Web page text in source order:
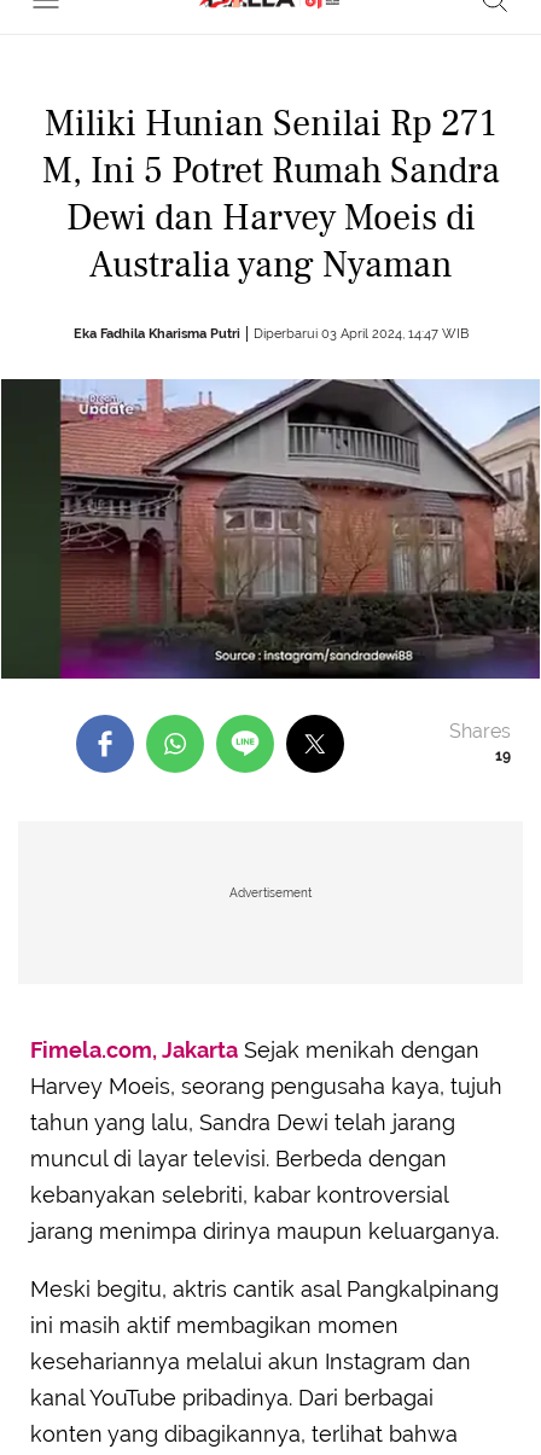
Miliki Hunian Senilai Rp 271
M, Ini 5 Potret Rumah Sandra
Dewi dan Harvey Moeis di
Australia yang Nyaman
Eka Fadhila Kharisma Putri Diperbarui 03 April 2024, 14:47 WIB
19
Shares
Advertisement
Fimela.com, Jakarta Sejak menikah dengan
Harvey Moeis, seorang pengusaha kaya, tujuh
tahun yang lalu, Sandra Dewi telah jarang
muncul di layar televisi. Berbeda dengan
kebanyakan selebriti, kabar kontroversial
jarang menimpa dirinya maupun keluarganya.
Meski begitu, aktris cantik asal Pangkalpinang
ini masih aktif membagikan momen
kesehariannya melalui akun Instagram dan
kanal YouTube pribadinya. Dari berbagai
konten yang dibagikannya, terlihat bahwa